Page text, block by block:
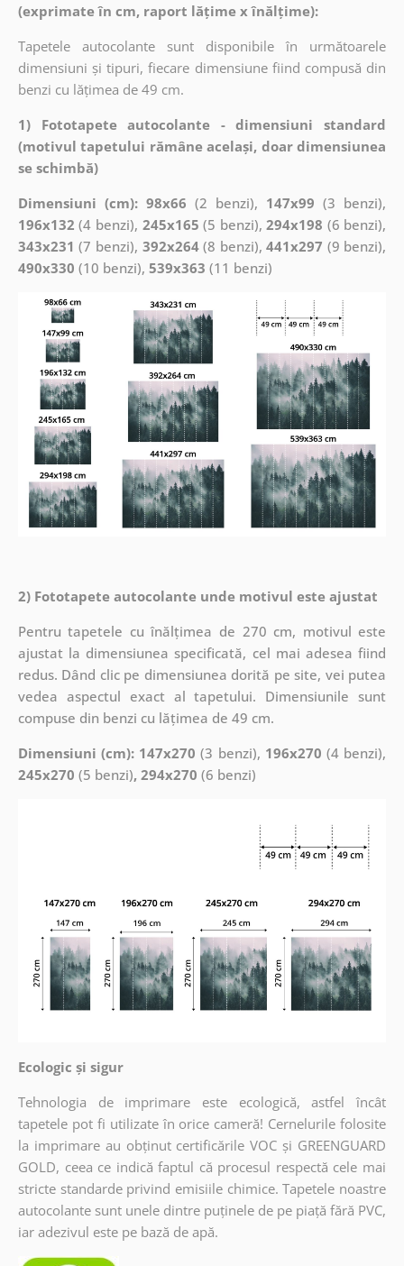
(exprimate în cm, raport lățime x înălțime):
Tapetele autocolante sunt disponibile în următoarele
dimensiuni și tipuri, fiecare dimensiune fiind compusă din
benzi cu lățimea de 49 cm.
1) Fototapete autocolante - dimensiuni standard
(motivul tapetului rămâne același, doar dimensiunea
se schimbă)
Dimensiuni (cm): 98x66 (2 benzi), 147x99 (3 benzi),
196x132 (4 benzi), 245x165 (5 benzi),294x198 (6 benzi),
343x231 (7 benzi), 392x264(8 benzi),441x297 (9 benzi),
490x330 (10 benzi), 539x363 (11 benzi)
2) Fototapete autocolante unde motivul este ajustat
Pentru tapetele cu înălțimea de 270 cm, motivul este
ajustat la dimensiunea specificată, cel mai adesea fiind
redus. Dând clic pe dimensiunea dorită pe site, vei putea
vedea aspectul exact al tapetului. Dimensiunile sunt
compuse din benzi cu lățimea de 49 cm.
Dimensiuni (cm): 147x270 (3 benzi), 196x270 (4 benzi),
245x270 (5 benzi), 294x270 (6 benzi)
Ecologic și sigur
Tehnologia de imprimare este ecologică, astfel încât
tapetele pot fi utilizate în orice cameră! Cernelurile folosite
la imprimare au obținut certificările VOC și GREENGUARD
GOLD, ceea ce indică faptul că procesul respectă cele mai
stricte standarde privind emisiile chimice. Tapetele noastre
autocolante sunt unele dintre puținele de pe piață fără PVC,
iar adezivul este pe bază de apă.